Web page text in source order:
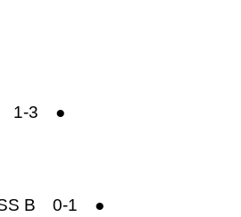
1-3 ●
B 0-1 ●